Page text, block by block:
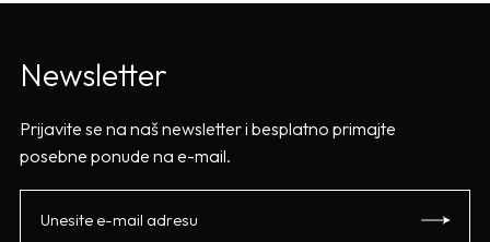
Newsletter
Prijavite se na naš newsletter i besplatno primajte
posebne ponude na e-mail.